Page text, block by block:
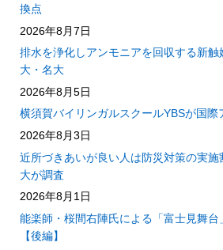
換点
2026年8月7日
排水を浄化しアンモニアを回収する新
大・名大
2026年8月5日
横須賀バイリンガルスクールYBSが国際
2026年8月3日
近所づきあいが良い人は防災対策の実
大が調査
2026年8月1日
能楽師・桜間右陣氏による「富士見舞
【後編】